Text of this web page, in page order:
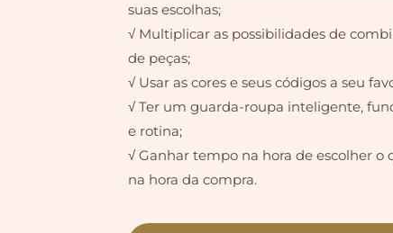
suas escolhas;
√ Multiplicar as possibilidades de
de peças;
√ Usar as cores e seus códigos a seu
√ Ter um guarda-roupa inteligente,
e rotina;
√ Ganhar tempo na hora de escolher
na hora da compra.